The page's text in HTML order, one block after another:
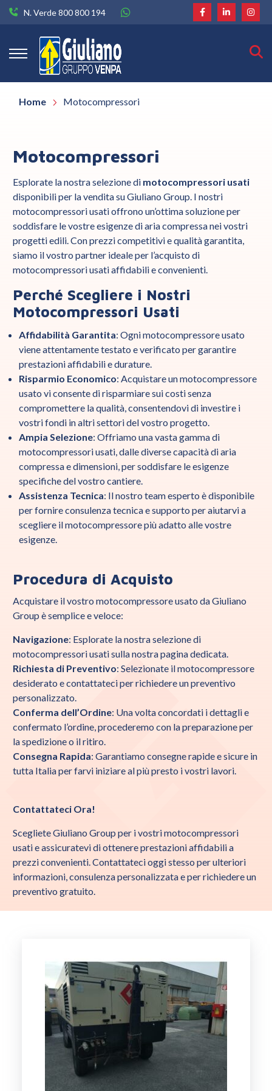
N. Verde 800 800 194
Home Motocompressori
Motocompressori
Esplorate la nostra selezione di motocompressori usati
disponibili per la vendita su Giuliano Group. I nostri
motocompressori usati offrono un’ottima soluzione per
soddisfare le vostre esigenze di aria compressa nei vostri
progetti edili. Con prezzi competitivi e qualità garantita,
siamo il vostro partner ideale per l’acquisto di
motocompressori usati affidabili e convenienti.
Perché Scegliere i Nostri
Motocompressori Usati
Affidabilità Garantita: Ogni motocompressore usato
viene attentamente testato e verificato per garantire
prestazioni affidabili e durature.
Risparmio Economico: Acquistare un motocompressore
usato vi consente di risparmiare sui costi senza
compromettere la qualità, consentendovi di investire i
vostri fondi in altri settori del vostro progetto.
Ampia Selezione: Offriamo una vasta gamma di
motocompressori usati, dalle diverse capacità di aria
compressa e dimensioni, per soddisfare le esigenze
specifiche del vostro cantiere.
Assistenza Tecnica: Il nostro team esperto è disponibile
per fornire consulenza tecnica e supporto per aiutarvi a
scegliere il motocompressore più adatto alle vostre
esigenze.
Procedura di Acquisto
Acquistare il vostro motocompressore usato da Giuliano
Group è semplice e veloce:
Navigazione: Esplorate la nostra selezione di
motocompressori usati sulla nostra pagina dedicata.
Richiesta di Preventivo: Selezionate il motocompressore
desiderato e contattateci per richiedere un preventivo
personalizzato.
Conferma dell’Ordine: Una volta concordati i dettagli e
confermato l’ordine, procederemo con la preparazione per
la spedizione o il ritiro.
Consegna Rapida: Garantiamo consegne rapide e sicure in
tutta Italia per farvi iniziare al più presto i vostri lavori.
Contattateci Ora!
Scegliete Giuliano Group per i vostri motocompressori
usati e assicuratevi di ottenere prestazioni affidabili a
prezzi convenienti. Contattateci oggi stesso per ulteriori
informazioni, consulenza personalizzata e per richiedere un
preventivo gratuito.